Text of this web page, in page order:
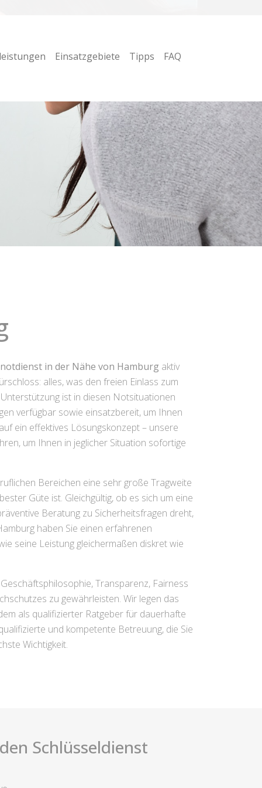
Einsatzgebiete Tipps FAQ
in der Nähe von Hamburg aktiv
alles, was den freien Einlass zum
ist in diesen Notsituationen
verfügbar sowie einsatzbereit, um Ihnen
ein effektives Lösungskonzept – unsere
um Ihnen in jeglicher Situation sofortige
Bereichen eine sehr große Tragweite
Güte ist. Gleichgültig, ob es sich um eine
Beratung zu Sicherheitsfragen dreht,
haben Sie einen erfahrenen
seine Leistung gleichermaßen diskret wie
Transparenz, Fairness
zu gewährleisten. Wir legen das
als qualifizierter Ratgeber für dauerhafte
und kompetente Betreuung, die Sie
Wichtigkeit.
Schlüsseldienst